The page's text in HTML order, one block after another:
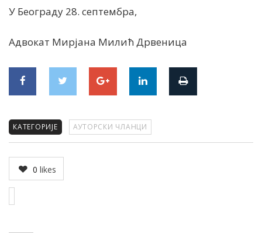
У Београду 28. септембра,
Адвокат Мирјана Милић Дрвеница
КАТЕГОРИЈЕ АУТОРСКИ ЧЛАНЦИ
0 likes